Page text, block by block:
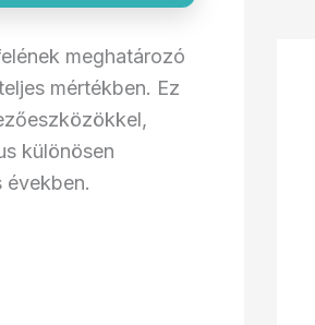
meghatározó
mértékben. Ez
különösen
években.